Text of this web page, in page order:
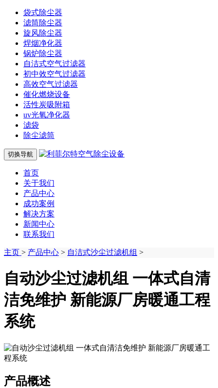
袋式除尘器
滤筒除尘器
旋风除尘器
焊烟净化器
锅炉除尘器
自洁式空气过滤器
初中效空气过滤器
高效空气过滤器
催化燃烧设备
活性炭吸附箱
uv光氧净化器
滤袋
除尘滤筒
切换导航
首页
关于我们
产品中心
成功案例
解决方案
新闻中心
联系我们
主页 > 产品中心 > 自洁式沙尘过滤机组 >
自动沙尘过滤机组 一体式自清
洁免维护 新能源厂房暖通工程
系统
产品概述